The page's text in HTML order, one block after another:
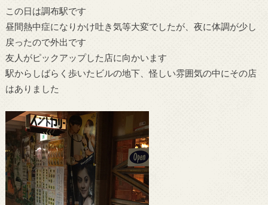
この日は調布駅です
昼間熱中症になりかけ吐き気等大変でしたが、夜に体調が少し
戻ったので外出です
友人がピックアップした店に向かいます
駅からしばらく歩いたビルの地下、怪しい雰囲気の中にその店
はありました